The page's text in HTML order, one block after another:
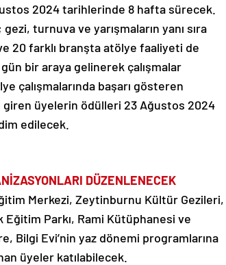
2024 tarihlerinde 8 hafta sürecek.
turnuva ve yarışmaların yanı sıra
20 farklı branşta atölye faaliyeti de
bir araya gelinerek çalışmalar
çalışmalarında başarı gösteren
giren üyelerin ödülleri 23 Ağustos 2024
edilecek.
DÜZENLENECEK
Merkezi, Zeytinburnu Kültür Gezileri,
Eğitim Parkı, Rami Kütüphanesi ve
Bilgi Evi’nin yaz dönemi programlarına
üyeler katılabilecek.